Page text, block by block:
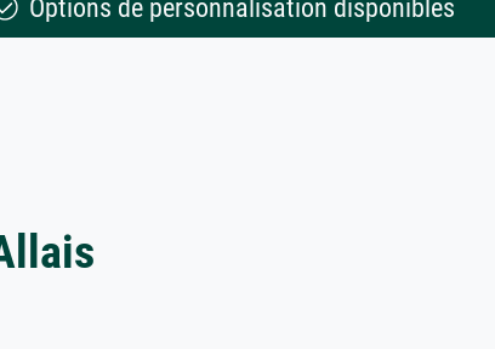
Options de personnalisation disponibles